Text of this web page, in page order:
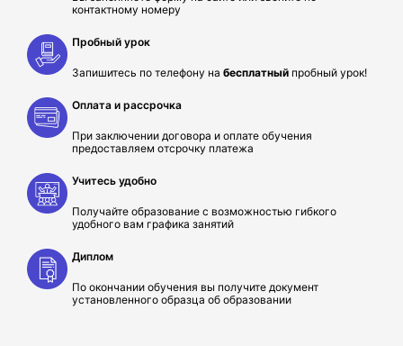
контактному номеру
Пробный урок
Запишитесь по телефону на бесплатный пробный урок!
Оплата и рассрочка
При заключении договора и оплате обучения
предоставляем отсрочку платежа
Учитесь удобно
Получайте образование с возможностью гибкого
удобного вам графика занятий
Диплом
По окончании обучения вы получите документ
установленного образца об образовании